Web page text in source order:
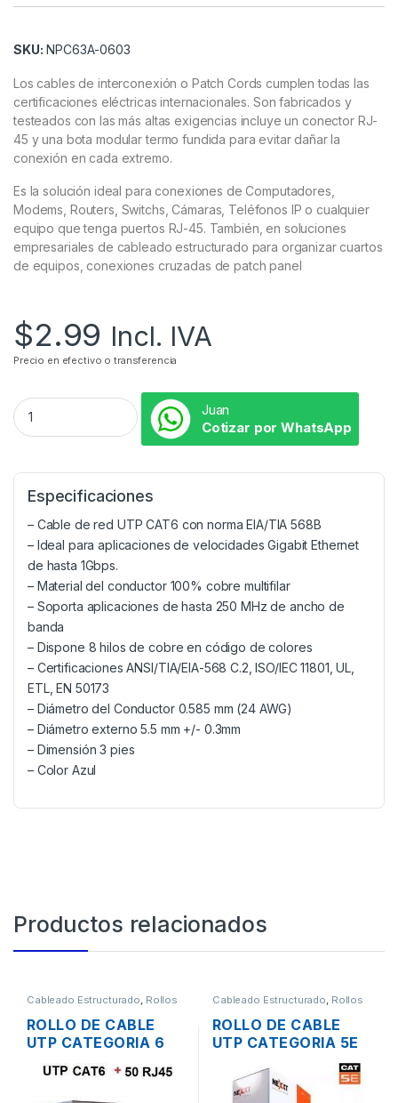
SKU: NPC63A-0603
Los cables de interconexión o Patch Cords cumplen todas las
certificaciones eléctricas internacionales. Son fabricados y
testeados con las más altas exigencias incluye un conector RJ-
45 y una bota modular termo fundida para evitar dañar la
conexión en cada extremo.
Es la solución ideal para conexiones de Computadores,
Modems, Routers, Switchs, Cámaras, Teléfonos IP o cualquier
equipo que tenga puertos RJ-45. También, en soluciones
empresariales de cableado estructurado para organizar cuartos
de equipos, conexiones cruzadas de patch panel
$2.99 Incl. IVA
Precio en efectivo o transferencia
Juan
Cotizar por WhatsApp
Especificaciones
– Cable de red UTP CAT6 con norma EIA/TIA 568B
– Ideal para aplicaciones de velocidades Gigabit Ethernet
de hasta 1Gbps.
– Material del conductor 100% cobre multifilar
– Soporta aplicaciones de hasta 250 MHz de ancho de
banda
– Dispone 8 hilos de cobre en código de colores
– Certificaciones ANSI/TIA/EIA-568 C.2, ISO/IEC 11801, UL,
ETL, EN 50173
– Diámetro del Conductor 0.585 mm (24 AWG)
– Diámetro externo 5.5 mm +/- 0.3mm
– Dimensión 3 pies
– Color Azul
Productos relacionados
Cableado Estructurado, Rollos
ROLLO DE CABLE
UTP CATEGORIA 6
DE 305 MTS. + 50
CONECTORES
Cableado Estructurado, Rollos
ROLLO DE CABLE
UTP CATEGORIA 5E
NEXXT 305 MTS.